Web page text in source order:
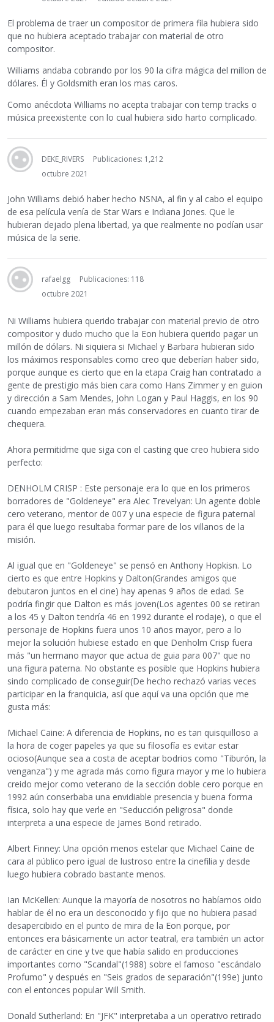
El problema de traer un compositor de primera fila hubiera sido
que no hubiera aceptado trabajar con material de otro
compositor.
Williams andaba cobrando por los 90 la cifra mágica del millon de
dólares. Él y Goldsmith eran los mas caros.
Como anécdota Williams no acepta trabajar con temp tracks o
música preexistente con lo cual hubiera sido harto complicado.
DEKE_RIVERS
Publicaciones: 1,212
octubre 2021
John Williams debió haber hecho NSNA, al fin y al cabo el equipo
de esa película venía de Star Wars e Indiana Jones. Que le
hubieran dejado plena libertad, ya que realmente no podían usar
música de la serie.
rafaelgg
Publicaciones: 118
octubre 2021
Ni Williams hubiera querido trabajar con material previo de otro
compositor y dudo mucho que la Eon hubiera querido pagar un
millón de dólars. Ni siquiera si Michael y Barbara hubieran sido
los máximos responsables como creo que deberían haber sido,
porque aunque es cierto que en la etapa Craig han contratado a
gente de prestigio más bien cara como Hans Zimmer y en guion
y dirección a Sam Mendes, John Logan y Paul Haggis, en los 90
cuando empezaban eran más conservadores en cuanto tirar de
chequera.
Ahora permitidme que siga con el casting que creo hubiera sido
perfecto:
DENHOLM CRISP : Este personaje era lo que en los primeros
borradores de "Goldeneye" era Alec Trevelyan: Un agente doble
cero veterano, mentor de 007 y una especie de figura paternal
para él que luego resultaba formar pare de los villanos de la
misión.
Al igual que en "Goldeneye" se pensó en Anthony Hopkisn. Lo
cierto es que entre Hopkins y Dalton(Grandes amigos que
debutaron juntos en el cine) hay apenas 9 años de edad. Se
podría fingir que Dalton es más joven(Los agentes 00 se retiran
a los 45 y Dalton tendría 46 en 1992 durante el rodaje), o que el
personaje de Hopkins fuera unos 10 años mayor, pero a lo
mejor la solución hubiese estado en que Denholm Crisp fuera
más "un hermano mayor que actua de guia para 007" que no
una figura paterna. No obstante es posible que Hopkins hubiera
sindo complicado de conseguir(De hecho rechazó varias veces
participar en la franquicia, así que aquí va una opción que me
gusta más:
Michael Caine: A diferencia de Hopkins, no es tan quisquilloso a
la hora de coger papeles ya que su filosofía es evitar estar
ocioso(Aunque sea a costa de aceptar bodrios como "Tiburón, la
venganza") y me agrada más como figura mayor y me lo hubiera
creido mejor como veterano de la sección doble cero porque en
1992 aún conserbaba una envidiable presencia y buena forma
física, solo hay que verle en "Seducción peligrosa" donde
interpreta a una especie de James Bond retirado.
Albert Finney: Una opción menos estelar que Michael Caine de
cara al público pero igual de lustroso entre la cinefilia y desde
luego hubiera cobrado bastante menos.
Ian McKellen: Aunque la mayoría de nosotros no habíamos oido
hablar de él no era un desconocido y fijo que no hubiera pasad
desapercibido en el punto de mira de la Eon porque, por
entonces era básicamente un actor teatral, era también un actor
de carácter en cine y tve que había salido en producciones
importantes como "Scandal"(1988) sobre el famoso "escándalo
Profumo" y después en "Seis grados de separación"(199e) junto
con el entonces popular Will Smith.
Donald Sutherland: En "JFK" interpretaba a un operativo retirado